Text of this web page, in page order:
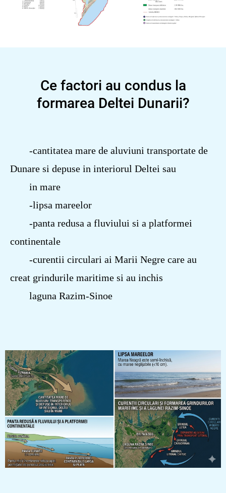
Ce factori au condus la
formarea Deltei Dunarii?
-cantitatea mare de aluviuni transportate de
Dunare si depuse in interiorul Deltei sau
in mare
-lipsa mareelor
-panta redusa a fluviului si a platformei
continentale
-curentii circulari ai Marii Negre care au
creat grindurile maritime si au inchis
laguna Razim-Sinoe